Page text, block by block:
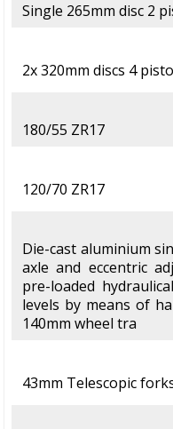
Single 265mm disc 2
2x 320mm discs 4
180/55 ZR17
120/70 ZR17
Die-cast aluminium
axle and eccentric
pre-loaded
levels by means of
140mm wheel tra
43mm Telescopic